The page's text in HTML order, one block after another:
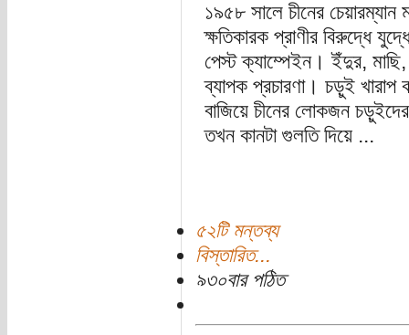
১৯৫৮ সালে চীনের
ক্ষতিকারক প্রাণীর বিরুদ্ধে
পেস্ট ক্যাম্পেইন। ইঁদুর,
ব্যাপক প্রচারণা। চড়ুই খারাপ
বাজিয়ে চীনের লোকজন
তখন কানটা গুলতি দিয়ে ...
৫২টি মন্তব্য
বিস্তারিত...
৯৩০বার পঠিত